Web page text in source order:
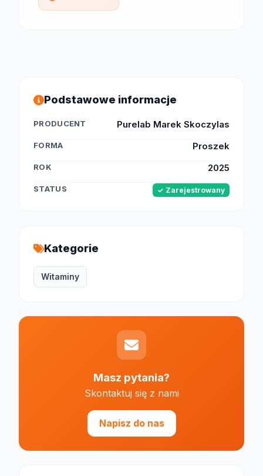
Podstawowe informacje
PRODUCENT Purelab Marek Skoczylas
FORMA Proszek
ROK 2025
STATUS ✓ Zarejestrowany
Kategorie
Witaminy
Masz pytania?
Skontaktuj się z nami
Napisz do nas